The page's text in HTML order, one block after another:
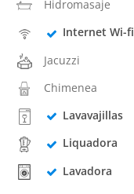
Hidromasaje
Internet Wi-fi
Jacuzzi
Chimenea
Lavavajillas
Liquadora
Lavadora